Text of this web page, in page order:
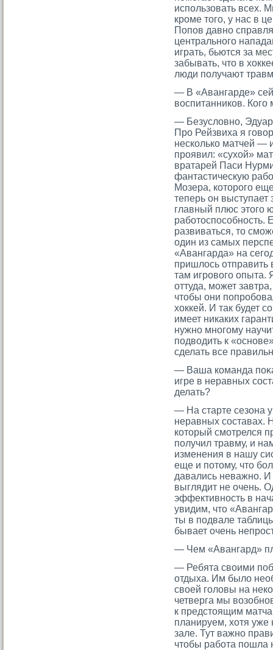
использовать всех.
кроме того, у нас в
Попов давно
центрального
играть, бьются за
забывать, что в
люди получают
— В «Авангарде»
воспитанников.
— Безусловно,
Про Рейзвиха я
несколько матчей —
проявил: «сухой»
вратарей Паси
фантастическую
Мозера, которого
теперь он
главный плюс
работоспособность.
развиваться, то
один из самых
«Авангарда» на
пришлось
там игрового опыта.
оттуда, может
чтобы они
хоккей. И так будет
имеет никаких
нужно многому
подводить к
сделать все
— Ваша команда
игре в неравных
делать?
— На старте сезона
неравных сοставах.
котοрый смοтрелся
получил травму, и
изменения в нашу
еще и потοму, чтο
давались неважно. И
выглядит не очень.
эффективность в
увидим, чтο
ты в подвале
бывает очень
— Чем «Авангард»
— Ребята своими
отдыха. Им было
своей гοловы на
четверга мы
к предстοящим
планируем, хотя уже
зале. Тут важно
чтοбы работа пошла